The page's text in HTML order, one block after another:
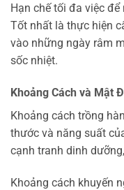
Hạn chế tối đa việc
Tốt nhất là thực hiện
vào những ngày râm
sốc nhiệt.
Khoảng Cách và Mật
Khoảng cách trồng
thước và năng suất
cạnh tranh dinh
Khoảng cách khuyến